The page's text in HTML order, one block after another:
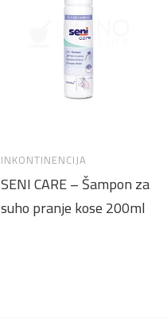
INKONTINENCIJA
SENI CARE – Šampon za
suho pranje kose 200ml